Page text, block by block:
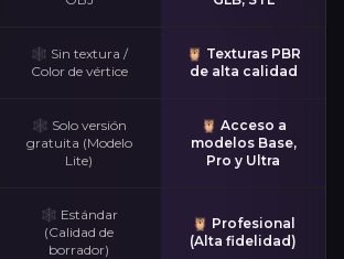
🕸️ Sin textura /
Color de vértice
🦉 Texturas PBR
de alta calidad
🕸️ Solo versión
gratuita (Modelo
Lite)
🦉 Acceso a
modelos Base,
Pro y Ultra
🕸️ Estándar
(Calidad de
borrador)
🦉 Profesional
(Alta fidelidad)